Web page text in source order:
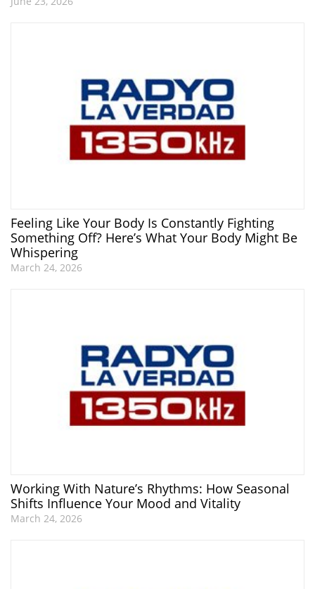
Feeling Like Your Body Is Constantly Fighting
Something Off? Here’s What Your Body Might Be
Whispering
March 24, 2026
Working With Nature’s Rhythms: How Seasonal
Shifts Influence Your Mood and Vitality
March 24, 2026